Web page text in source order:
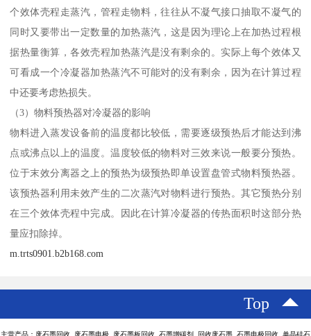
个效体壳程走蒸汽，管程走物料，往往从不凝气接口抽取不凝气的
同时又要带出一定数量的加热蒸汽，这是因为理论上在加热过程根
据热量衡算，各效壳程加热蒸汽是没有剩余的。实际上每个效体又
可看成一个冷凝器加热蒸汽不可能对的没有剩余，因为在计算过程
中还要考虑热损失。
（3）物料预热器对冷凝器的影响
物料进入蒸发设备前的温度都比较低，需要逐级预热后才能达到沸
点或沸点以上的温度。温度较低的物料对三效来说一般要分预热。
位于末效分离器之上的预热为级预热即单设置盘管式物料预热器。
该预热器利用未效产生的二次蒸汽对物料进行预热。其它预热分别
在三个效体壳程中完成。因此在计算冷凝器的传热面积时这部分热
量应扣除掉。
m.trts0901.b2b168.com
Top
主营产品：废石墨回收 废石墨电极 废石墨板回收 石墨增碳剂 回收废石墨 石墨电极回收 单晶硅石